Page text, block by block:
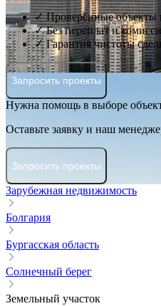
✓ Проверенные объекты
✓ Без переплат и
✓ Гарантия чистоты
Запросить проекты
Нужна помощь в выборе
Оставьте заявку и наш
Запросить проекты
Зарубежная недвижимость
Болгария
Бургасская область
Солнечный берег
Земельный участок